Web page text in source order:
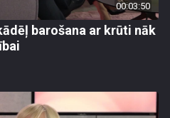
00:03:50
barošana ar krūti nāk